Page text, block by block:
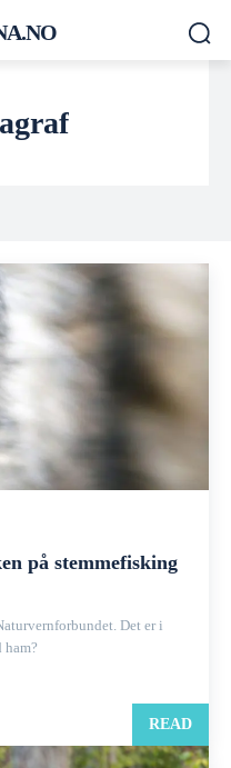
på stemmefisking
Det er i
READ